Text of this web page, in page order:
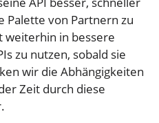
von Partnern zu
weiterhin in bessere
zu nutzen, sobald sie
wir die Abhängigkeiten
Zeit durch diese